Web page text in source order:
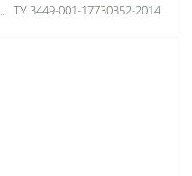
ТУ 3449-001-17730352-2014